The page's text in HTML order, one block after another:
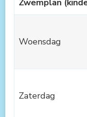
Zwemplan
Woensdag
Zaterdag